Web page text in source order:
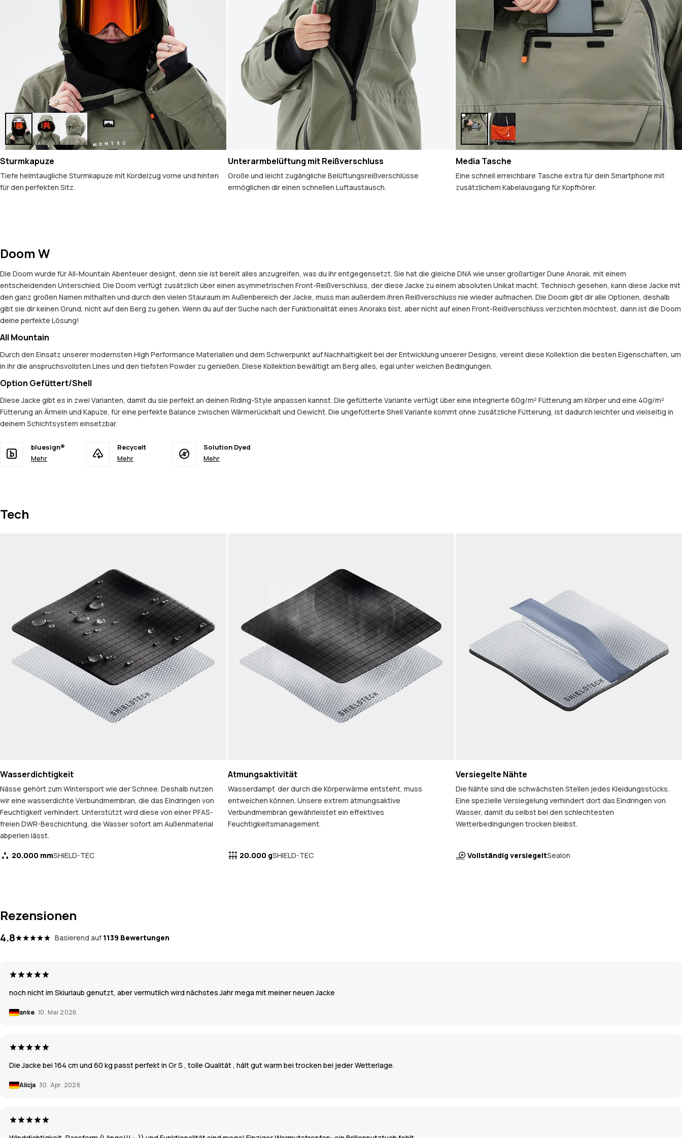
Sturmkapuze
Tiefe helmtaugliche Sturmkapuze mit Kordelzug vorne und hinten
für den perfekten Sitz.
Unterarmbelüftung mit Reißverschluss
Große und leicht zugängliche Belüftungsreißverschlüsse
ermöglichen dir einen schnellen Luftaustausch.
Media Tasche
Eine schnell erreichbare Tasche extra für dein Smartphone mit
zusätzlichem Kabelausgang für Kopfhörer.
Doom W
Die Doom wurde für All-Mountain Abenteuer designt, denn sie ist bereit alles anzugreifen, was du ihr entgegensetzt. Sie hat die gleiche DNA wie unser großartiger Dune Anorak, mit einem
entscheidenden Unterschied. Die Doom verfügt zusätzlich über einen asymmetrischen Front-Reißverschluss, der diese Jacke zu einem absoluten Unikat macht. Technisch gesehen, kann diese Jacke mit
den ganz großen Namen mithalten und durch den vielen Stauraum im Außenbereich der Jacke, muss man außerdem ihren Reißverschluss nie wieder aufmachen. Die Doom gibt dir alle Optionen, deshalb
gibt sie dir keinen Grund, nicht auf den Berg zu gehen. Wenn du auf der Suche nach der Funktionalität eines Anoraks bist, aber nicht auf einen Front-Reißverschluss verzichten möchtest, dann ist die Doom
deine perfekte Lösung!
All Mountain
Durch den Einsatz unserer modernsten High Performance Materialien und dem Schwerpunkt auf Nachhaltigkeit bei der Entwicklung unserer Designs, vereint diese Kollektion die besten Eigenschaften, um
in ihr die anspruchsvollsten Lines und den tiefsten Powder zu genießen. Diese Kollektion bewältigt am Berg alles, egal unter welchen Bedingungen.
Option Gefüttert/Shell
Diese Jacke gibt es in zwei Varianten, damit du sie perfekt an deinen Riding-Style anpassen kannst. Die gefütterte Variante verfügt über eine integrierte 60g/m² Fütterung am Körper und eine 40g/m²
Fütterung an Ärmeln und Kapuze, für eine perfekte Balance zwischen Wärmerückhalt und Gewicht. Die ungefütterte Shell Variante kommt ohne zusätzliche Fütterung, ist dadurch leichter und vielseitig in
deinem Schichtsystem einsetzbar.
bluesign®
Mehr
Recycelt
Mehr
Solution Dyed
Mehr
Tech
Wasserdichtigkeit
Nässe gehört zum Wintersport wie der Schnee. Deshalb nutzen
wir eine wasserdichte Verbundmembran, die das Eindringen von
Feuchtigkeit verhindert. Unterstützt wird diese von einer PFAS-
freien DWR-Beschichtung, die Wasser sofort am Außenmaterial
abperlen lässt.
20.000 mmSHIELD-TEC
Atmungsaktivität
Wasserdampf, der durch die Körperwärme entsteht, muss
entweichen können. Unsere extrem atmungsaktive
Verbundmembran gewährleistet ein effektives
Feuchtigkeitsmanagement.
20.000 gSHIELD-TEC
Versiegelte Nähte
Die Nähte sind die schwächsten Stellen jedes Kleidungsstücks.
Eine spezielle Versiegelung verhindert dort das Eindringen von
Wasser, damit du selbst bei den schlechtesten
Wetterbedingungen trocken bleibst.
Vollständig versiegeltSealon
Rezensionen
4.8 Basierend auf 1139 Bewertungen
noch nicht im Skiurlaub genutzt, aber vermutlich wird nächstes Jahr mega mit meiner neuen Jacke
anke 10. Mai 2026
Die Jacke bei 164 cm und 60 kg passt perfekt in Gr S , tolle Qualität , hält gut warm bei trocken bei jeder Wetterlage.
Alicja 30. Apr. 2026